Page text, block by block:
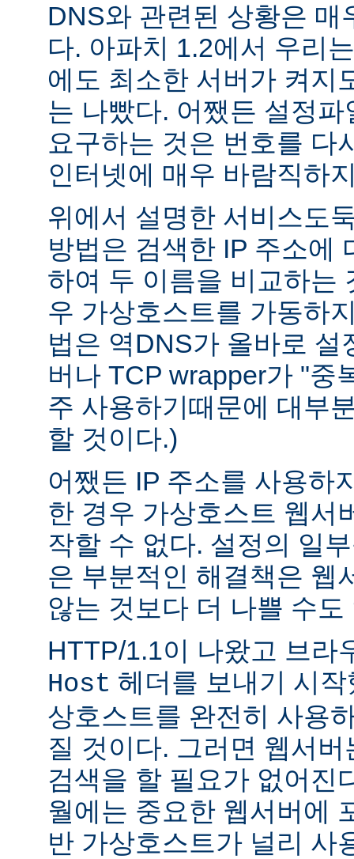
DNS와 관련된 상황은 매
다. 아파치 1.2에서 우리
에도 최소한 서버가 켜지
는 나빴다. 어쨌든 설정
요구하는 것은 번호를 다
인터넷에 매우 바람직하
위에서 설명한 서비스도
방법은 검색한 IP 주소에
하여 두 이름을 비교하는
우 가상호스트를 가동하
법은 역DNS가 올바로 설
버나 TCP wrapper가 "중
주 사용하기때문에 대부
할 것이다.)
어쨌든 IP 주소를 사용하
한 경우 가상호스트 웹서
작할 수 없다. 설정의 일
은 부분적인 해결책은 웹
않는 것보다 더 나쁠 수도
HTTP/1.1이 나왔고 브라
Host 헤더를 보내기 시
상호스트를 완전히 사용
질 것이다. 그러면 웹서
검색을 할 필요가 없어진
월에는 중요한 웹서버에
반 가상호스트가 널리 사